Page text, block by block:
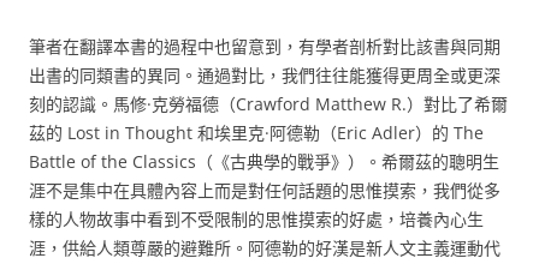
筆者在翻譯本書的過程中也留意到，有學者剖析對比該書與同期
出書的同類書的異同。通過對比，我們往往能獲得更周全或更深
刻的認識。馬修·克勞福德（Crawford Matthew R.）對比了希爾
茲的 Lost in Thought 和埃里克·阿德勒（Eric Adler）的 The
Battle of the Classics（《古典學的戰爭》）。希爾茲的聰明生
涯不是集中在具體內容上而是對任何話題的思惟摸索，我們從多
樣的人物故事中看到不受限制的思惟摸索的好處，培養內心生
涯，供給人類尊嚴的避難所。阿德勒的好漢是新人文主義運動代